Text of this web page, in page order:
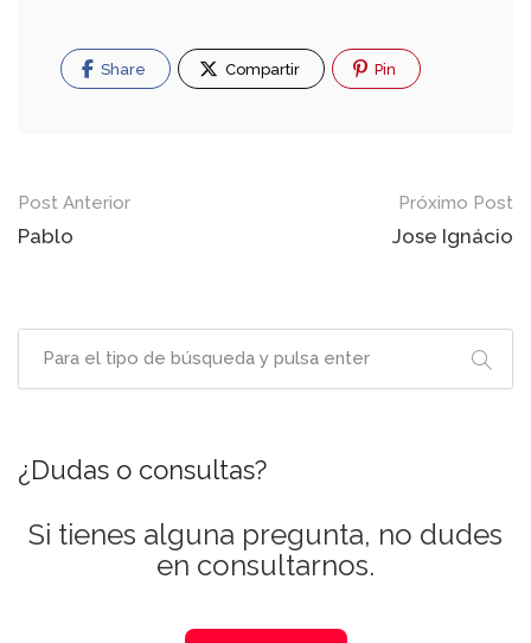
Share Compartir Pin
Post Anterior
Pablo
Próximo Post
Jose Ignácio
¿Dudas o consultas?
Si tienes alguna pregunta, no dudes
en consultarnos.